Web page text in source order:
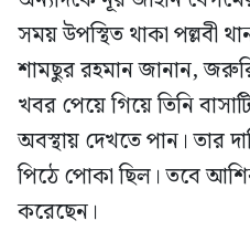
সময় উপস্থিত থাকা পল্লবী
শামছুর রহমান জানান,
খবর পেয়ে গিয়ে তিনি
অবস্থায় দেখতে পান। তার
পিঠে পোকা ছিল। তবে
করেছেন।